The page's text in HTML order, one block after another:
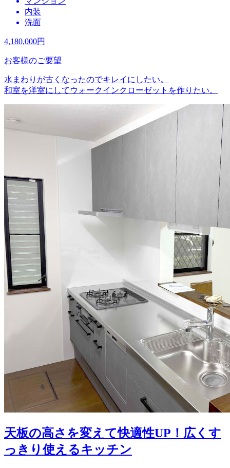
内装
洗面
4,180,000円
お客様のご要望
水まわりが古くなったのでキレイにしたい。
和室を洋室にしてウォークインクローゼットを作りたい。
天板の高さを変えて快適性UP！広くす
っきり使えるキッチン